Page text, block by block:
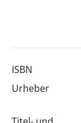
ISBN
Urheber